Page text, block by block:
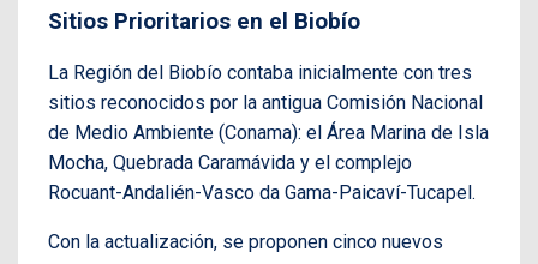
Sitios Prioritarios en el Biobío
La Región del Biobío contaba inicialmente con tres
sitios reconocidos por la antigua Comisión Nacional
de Medio Ambiente (Conama): el Área Marina de Isla
Mocha, Quebrada Caramávida y el complejo
Rocuant-Andalién-Vasco da Gama-Paicaví-Tucapel.
Con la actualización, se proponen cinco nuevos